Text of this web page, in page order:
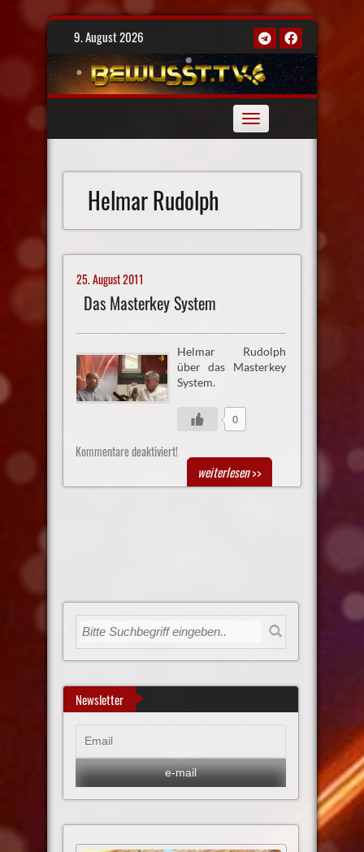
Skip
9. August 2026
Toggle
navigation
Helmar Rudolph
25. August 2011
Das Masterkey System
Helmar Rudolph
über das Masterkey
System.
0
Kommentare deaktiviert!
weiterlesen>>
Newsletter